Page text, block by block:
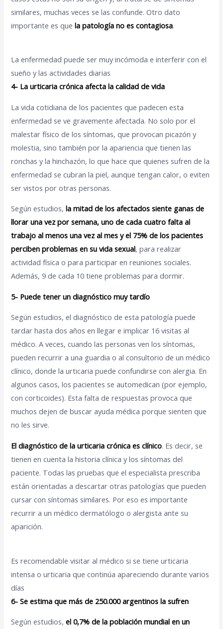
similares, muchas veces se las confunde. Otro dato
importante es que la patología no es contagiosa.
La enfermedad puede ser muy incómoda e interferir con el
sueño y las actividades diarias
4- La urticaria crónica afecta la calidad de vida
La vida cotidiana de los pacientes que padecen esta
enfermedad se ve gravemente afectada. No solo por el
malestar físico de los síntomas, que provocan picazón y
molestia, sino también por la apariencia que tienen las
ronchas y la hinchazón, lo que hace que quienes sufren de la
enfermedad se cubran la piel, aunque tengan calor, o eviten
ser vistos por otras personas.
Según estudios,la mitad de los afectados siente ganas de
llorar una vez por semana, uno de cada cuatro falta al
trabajo al menos una vez al mes y el 75% de los pacientes
perciben problemas en su vida sexual, para realizar
actividad física o para participar en reuniones sociales.
Además, 9 de cada 10 tiene problemas para dormir.
5- Puede tener un diagnóstico muy tardío
Según estudios, el diagnóstico de esta patología puede
tardar hasta dos años en llegar e implicar 16 visitas al
médico. A veces, cuando las personas ven los síntomas,
pueden recurrir a una guardia o al consultorio de un médico
clínico, donde la urticaria puede confundirse con alergia. En
algunos casos, los pacientes se automedican (por ejemplo,
con corticoides). Esta falta de respuestas provoca que
muchos dejen de buscar ayuda médica porque sienten que
no les sirve.
El diagnóstico de la urticaria crónica es clínico. Es decir, se
tienen en cuenta la historia clínica y los síntomas del
paciente. Todas las pruebas que el especialista prescriba
están orientadas a descartar otras patologías que pueden
cursar con síntomas similares. Por eso es importante
recurrir a un médico dermatólogo o alergista ante su
aparición.
Es recomendable visitar al médico si se tiene urticaria
intensa o urticaria que continúa apareciendo durante varios
días
6- Se estima que más de 250.000 argentinos la sufren
Según estudios,el 0,7% de la población mundial en un